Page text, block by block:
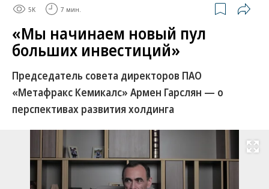
5K 7 мин.
«Мы начинаем новый пул
больших инвестиций»
Председатель совета директоров ПАО
«Метафракс Кемикалс» Армен Гарслян — о
перспективах развития холдинга
Развернуть